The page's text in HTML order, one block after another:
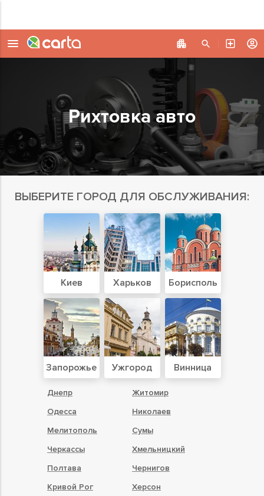
Рихтовка авто
ВЫБЕРИТЕ ГОРОД ДЛЯ ОБСЛУЖИВАНИЯ:
Киев Харьков Борисполь
Запорожье Ужгород Винница
Днепр
Житомир
Одесса
Николаев
Мелитополь
Сумы
Черкассы
Хмельницкий
Полтава
Чернигов
Кривой Рог
Херсон